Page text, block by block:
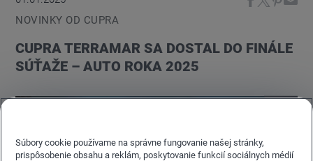
NOVINKY OD CUPRA
CUPRA TERRAMAR SA DOSTAL DO FINÁLE
SÚŤAŽE – AUTO ROKA 2025
Súbory cookie používame na správne fungovanie našej stránky,
prispôsobenie obsahu a reklám, poskytovanie funkcií sociálnych médií